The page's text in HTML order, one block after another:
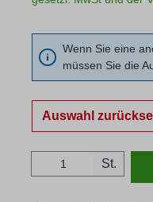
Wenn Sie eine
müssen Sie die
Auswahl
Produkt St.